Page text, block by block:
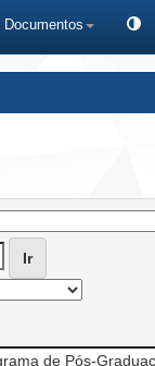
Documentos